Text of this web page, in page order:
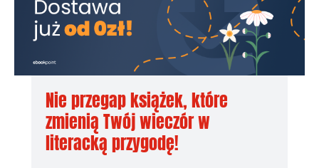
Nie przegap książek, które
zmienią Twój wieczór w
literacką przygodę!